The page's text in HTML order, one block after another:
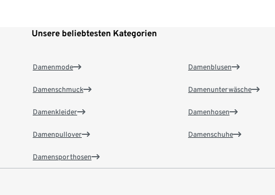
Unsere beliebtesten Kategorien
Damenmode
Damenschmuck
Damenkleider
Damenpullover
Damensporthosen
Damenblusen
Damenunterwäsche
Damenhosen
Damenschuhe